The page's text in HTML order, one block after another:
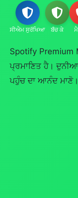
ਸੀਐਮ ਸੁਰੱਖਿਆ ਬਁਚ ਕੇ
Spotify Premium
ਪ੍ਰਮਾਣਿਤ ਹੈ।
ਪਹੁੰਚ ਦਾ ਆਨੰਦ ਮਾਣੋ।